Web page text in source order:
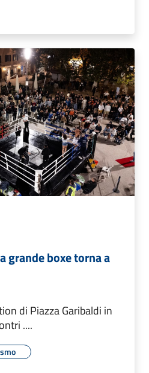
grande boxe torna a
di Piazza Garibaldi in
....